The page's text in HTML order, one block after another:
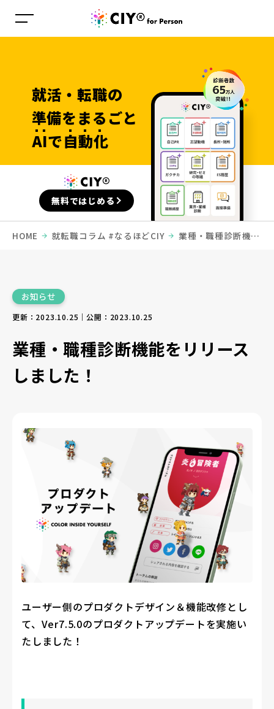
就活・転職の
準備をまるごと
AIで自動化
無料ではじめる
HOME 就転職コラム #なるほどCIY
業種・職種診断機能
お知らせ
更新：2023.10.25｜公開：2023.10.25
業種・職種診断機能をリリース
しました！
ユーザー側のプロダクトデザイン＆機能改修とし
て、Ver7.5.0のプロダクトアップデートを実施い
たしました！